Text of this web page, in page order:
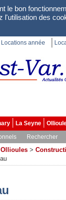
le bon
l'utilisation des
Locations année
La Seyne
Rechercher
Ollioules >